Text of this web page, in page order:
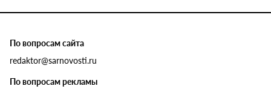
По вопросам сайта
redaktor@sarnovosti.ru
По вопросам рекламы